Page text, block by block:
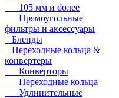
105 мм и более
Прямоугольные
фильтры и аксессуары
Бленды
Переходные кольца &
конвертеры
Конверторы
Переходные кольца
Удлинительные